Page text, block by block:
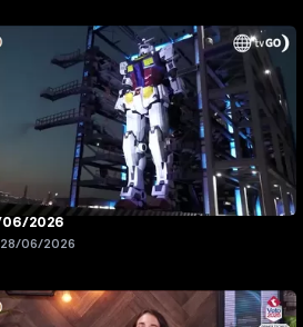
06/2026
28/06/2026